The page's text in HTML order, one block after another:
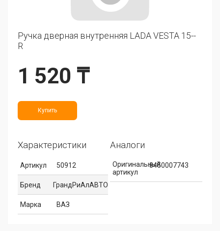
Ручка дверная внутренняя LADA VESTA 15--
R
1 520 ₸
Купить
Характеристики
Артикул 50912
Бренд ГрандРиАлАВТО
Марка ВАЗ
Аналоги
Оригинальный
артикул
8450007743